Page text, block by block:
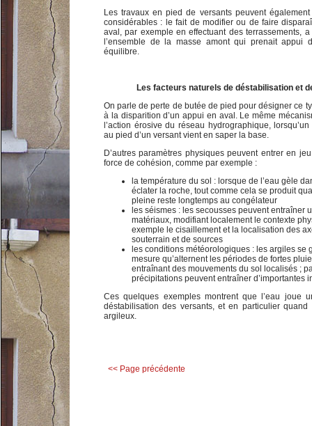
Les travaux en pied de versants peuvent
considérables : le fait de modifier ou de faire
aval, par exemple en effectuant des terrassements,
l’ensemble de la masse amont qui prenait appui
équilibre.
Les facteurs naturels de déstabilisation et
On parle de perte de butée de pied pour désigner ce
à la disparition d’un appui en aval. Le même
l’action érosive du réseau hydrographique,
au pied d’un versant vient en saper la base.
D’autres paramètres physiques peuvent entrer en
force de cohésion, comme par exemple :
la température du sol : lorsque de l’eau gèle
éclater la roche, tout comme cela se produit
pleine reste longtemps au congélateur
les séismes : les secousses peuvent entraîner
matériaux, modifiant localement le contexte
exemple le cisaillement et la localisation des
souterrain et de sources
les conditions météorologiques : les argiles se
mesure qu’alternent les périodes de fortes
entraînant des mouvements du sol localisés ;
précipitations peuvent entraîner d’importantes
Ces quelques exemples montrent que l’eau joue
déstabilisation des versants, et en particulier
argileux.
<< Page précédente